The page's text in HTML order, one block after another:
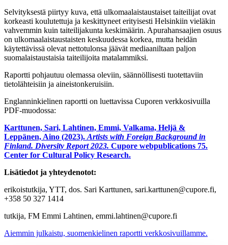
Selvityksestä piirtyy kuva, että ulkomaalaistaustaiset taiteilijat ovat
korkeasti koulutettuja ja keskittyneet erityisesti Helsinkiin vieläkin
vahvemmin kuin taiteilijakunta keskimäärin. Apurahansaajien osuus
on ulkomaalaistaustaisten keskuudessa korkea, mutta heidän
käytettävissä olevat nettotulonsa jäävät mediaaniltaan paljon
suomalaistaustaisia taiteilijoita matalammiksi.
Raportti pohjautuu olemassa oleviin, säännöllisesti tuotettaviin
tietolähteisiin ja aineistonkeruisiin.
Englanninkielinen raportti on luettavissa Cuporen verkkosivuilla
PDF-muodossa:
Karttunen, Sari, Lahtinen, Emmi, Valkama, Heljä &
Leppänen, Aino (2023). Artists with Foreign Background in
Finland. Diversity Report 2023. Cupore webpublications 75.
Center for Cultural Policy Research.
Lisätiedot ja yhteydenotot:
erikoistutkija, YTT, dos. Sari Karttunen, sari.karttunen@cupore.fi,
+358 50 327 1414
tutkija, FM Emmi Lahtinen, emmi.lahtinen@cupore.fi
Aiemmin julkaistu, suomenkielinen raportti verkkosivuillamme.